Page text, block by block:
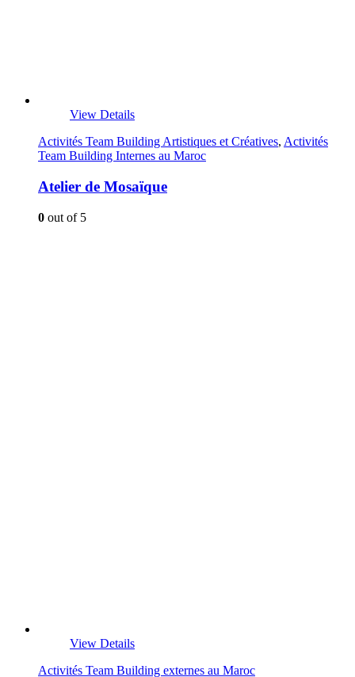
View Details
Activités Team Building Artistiques et Créatives, Activités
Team Building Internes au Maroc
Atelier de Mosaïque
0 out of 5
View Details
Activités Team Building externes au Maroc